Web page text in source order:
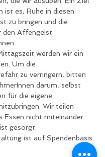
ist es, Ruhe in diesen
zu bringen und die
den Affengeist
werden wir ein
Um die
zu verringern, bitten
darum, selbst
für die eigene
Wir teilen
Essen nicht miteinander.
gesorgt.
ist auf Spendenbasis.